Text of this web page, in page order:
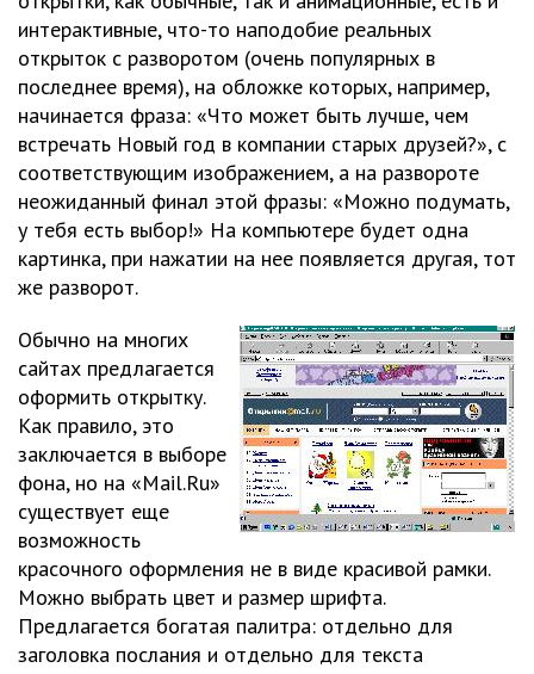
интерактивные, что-то наподобие реальных
открыток с разворотом (очень популярных в
последнее время), на обложке которых, например,
начинается фраза: «Что может быть лучше, чем
встречать Новый год в компании старых друзей?», с
соответствующим изображением, а на развороте
неожиданный финал этой фразы: «Можно подумать,
у тебя есть выбор!» На компьютере будет одна
картинка, при нажатии на нее появляется другая, тот
же разворот.
Обычно на многих
сайтах предлагается
оформить открытку.
Как правило, это
заключается в выборе
фона, но на «Mail.Ru»
существует еще
возможность
красочного оформления не в виде красивой рамки.
Можно выбрать цвет и размер шрифта.
Предлагается богатая палитра: отдельно для
заголовка послания и отдельно для текста